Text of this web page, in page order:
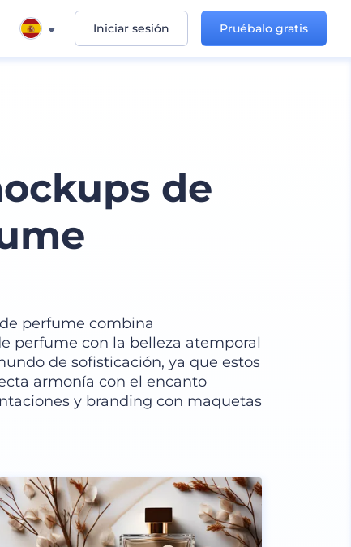
Iniciar sesión Pruébalo gratis
de
perfume combina
perfume con la belleza atemporal
de sofisticación, ya que estos
armonía con el encanto
y branding con maquetas